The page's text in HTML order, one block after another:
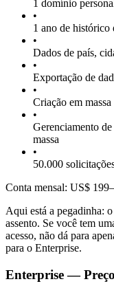
1 domínio
•
1 ano de histórico
•
Dados de país,
•
Exportação de
•
Criação em
•
Gerenciamento
massa
•
50.000
Conta mensal: US$
Aqui está a pegadinha:
assento. Se você tem
acesso, não dá para
para o Enterprise.
Enterprise —